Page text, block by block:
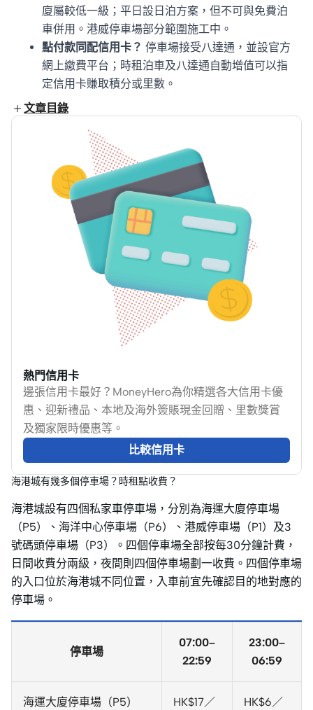
廈屬較低一級；平日設日泊方案，但不可與免費泊
車併用。港威停車場部分範圍施工中。
點付款同配信用卡？ 停車場接受八達通，並設官方
網上繳費平台；時租泊車及八達通自動增值可以指
定信用卡賺取積分或里數。
文章目錄
熱門信用卡
邊張信用卡最好？MoneyHero為你精選各大信用卡優
惠、迎新禮品、本地及海外簽賬現金回贈、里數獎賞
及獨家限時優惠等。
比較信用卡
海港城有幾多個停車場？時租點收費？
海港城設有四個私家車停車場，分別為海運大廈停車場
（P5）、海洋中心停車場（P6）、港威停車場（P1）及3
號碼頭停車場（P3）。四個停車場全部按每30分鐘計費，
日間收費分兩級，夜間則四個停車場劃一收費。四個停車場
的入口位於海港城不同位置，入車前宜先確認目的地對應的
停車場。
停車場
07:00–
22:59
23:00–
06:59
海運大廈停車場（P5）
HK$17／
HK$6／